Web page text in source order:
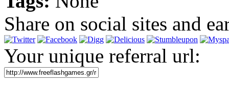
Share on social sites and
Your unique referral url: